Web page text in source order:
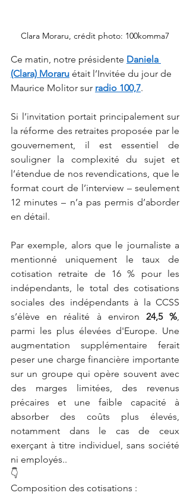
Clara Moraru, crédit photo: 100komma7
Ce matin, notre présidente Daniela
(Clara) Moraru était l’Invitée du jour de
Maurice Molitor sur radio 100,7.
Si l’invitation portait principalement sur
la réforme des retraites proposée par le
gouvernement, il est essentiel de
souligner la complexité du sujet et
l’étendue de nos revendications, que le
format court de l’interview – seulement
12 minutes – n’a pas permis d’aborder
en détail.
Par exemple, alors que le journaliste a
mentionné uniquement le taux de
cotisation retraite de 16 % pour les
indépendants, le total des cotisations
sociales des indépendants à la CCSS
s’élève en réalité à environ 24,5 %,
parmi les plus élevées d'Europe. Une
augmentation supplémentaire ferait
peser une charge financière importante
sur un groupe qui opère souvent avec
des marges limitées, des revenus
précaires et une faible capacité à
absorber des coûts plus élevés,
notamment dans le cas de ceux
exerçant à titre individuel, sans société
ni employés..
👇
Composition des cotisations :